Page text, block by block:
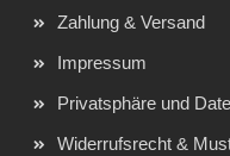
Zahlung & Versand
Impressum
Privatsphäre und
Widerrufsrecht &